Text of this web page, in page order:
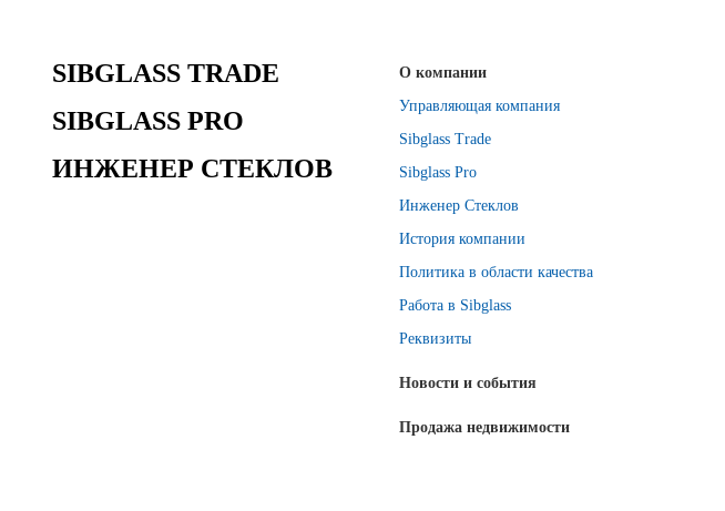
SIBGLASS TRADE
SIBGLASS PRO
ИНЖЕНЕР СТЕКЛОВ
О компании
Управляющая компания
Sibglass Trade
Sibglass Pro
Инженер Стеклов
История компании
Политика в области качества
Работа в Sibglass
Реквизиты
Новости и события
Продажа недвижимости